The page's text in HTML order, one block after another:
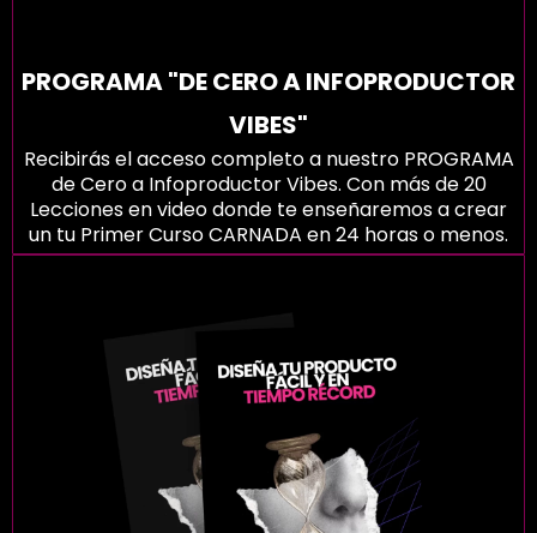
PROGRAMA "DE CERO A INFOPRODUCTOR
VIBES"
Recibirás el acceso completo a nuestro PROGRAMA
de Cero a Infoproductor Vibes. Con más de 20
Lecciones en video donde te enseñaremos a crear
un tu Primer Curso CARNADA en 24 horas o menos.